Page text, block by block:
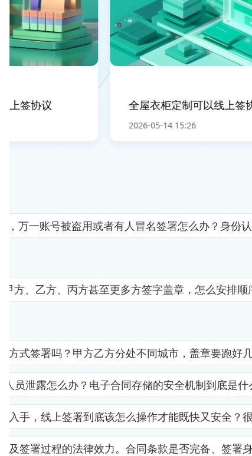
签协议 全屋衣柜定制可以线上签协
2026-05-14 15:26
万一账号被盗用或者有人冒名签署怎么办？身
方、乙方、丙方甚至更多方签字盖章，怎么安排
方式签署吗？甲方乙方分处不同城市，盖章要跑
员泄露怎么办？电子合同存储的安全机制到底
入手，线上签署到底该怎么操作才能既快又安全
签署过程的法律效力。合同条款是否完备、签